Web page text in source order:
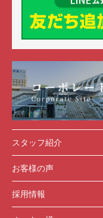
スタッフ紹介
お客様の声
採用情報